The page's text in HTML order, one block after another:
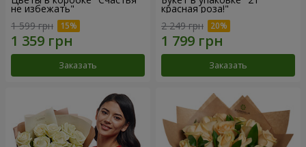
не избежать"
1 599 грн
Заказать
красная роза!"
2 249 грн
Заказать